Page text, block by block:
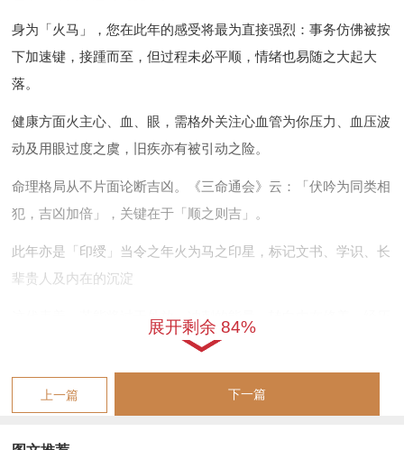
身为「火马」，您在此年的感受将最为直接强烈：事务仿佛被按
下加速键，接踵而至，但过程未必平顺，情绪也易随之大起大
落。
健康方面火主心、血、眼，需格外关注心血管为你压力、血压波
动及用眼过度之虞，旧疾亦有被引动之险。
命理格局从不片面论断吉凶。《三命通会》云：「伏吟为同类相
犯，吉凶加倍」，关键在于「顺之则吉」。
此年亦是「印绶」当令之年火为马之印星，标记文书、学识、长
辈贵人及内在的沉淀
这代表着，若能将过于外放、冲刺的能量，转向内在修养、经历
、以智谋事或提携后进，便能将「烈火」转化为照亮前路的「明
灯」，反而能在本命年获得深厚的成长与认可。
展开剩余 84%
上一篇 下一篇